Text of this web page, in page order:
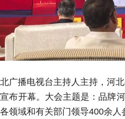
广播电视台主持人主持，河
布开幕。大会主题是：品牌
领域和有关部门领导400余